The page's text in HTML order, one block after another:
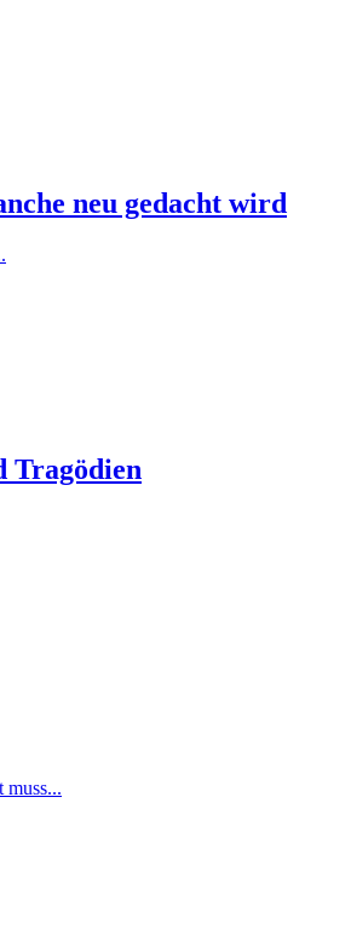
neu gedacht wird
Tragödien